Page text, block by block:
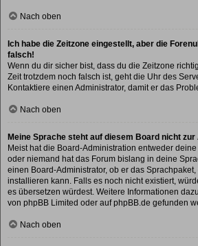
Nach oben
Ich habe die Zeitzone eingestellt, aber die
falsch!
Wenn du dir sicher bist, dass du die Zeitzone
Zeit trotzdem noch falsch ist, geht die Uhr des
Kontaktiere einen Administrator, damit er das
Nach oben
Meine Sprache steht auf diesem Board nicht zur
Meist hat die Board-Administration entweder
oder niemand hat das Forum bislang in deine
einen Board-Administrator, ob er das
installieren kann. Falls es noch nicht existiert,
es übersetzen würdest. Weitere Informationen
von phpBB Limited oder aufphpBB.de gefunden
Nach oben